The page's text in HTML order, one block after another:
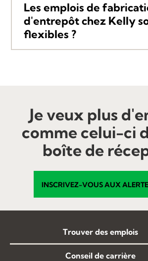
Les emplois de
d'entrepôt chez Kelly
flexibles ?
Je veux plus
comme celui-ci
boîte de
INSCRIVEZ-VOUS AUX
Trouver des emplois
Conseil de carrière